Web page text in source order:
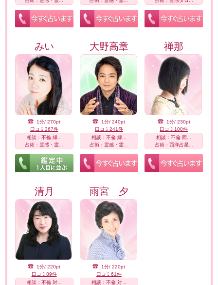
みい
1分/ 270pt
口コミ367件
相談：不倫 縁...
占術：霊感・霊...
大野高章
1分/ 240pt
口コミ241件
相談：不倫 縁...
占術：霊感・霊...
禅那
1分/ 230pt
口コミ100件
相談：不倫 同...
占術：西洋占星...
清月
1分/ 220pt
口コミ89件
相談：不倫 対...
雨宮 夕
1分/ 220pt
口コミ61件
相談：不倫 対...